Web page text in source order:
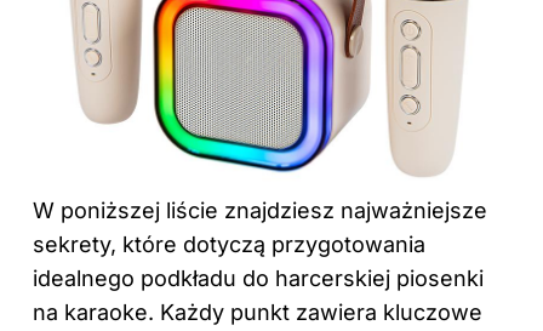
W poniższej liście znajdziesz najważniejsze
sekrety, które dotyczą przygotowania
idealnego podkładu do harcerskiej piosenki
na karaoke. Każdy punkt zawiera kluczowe